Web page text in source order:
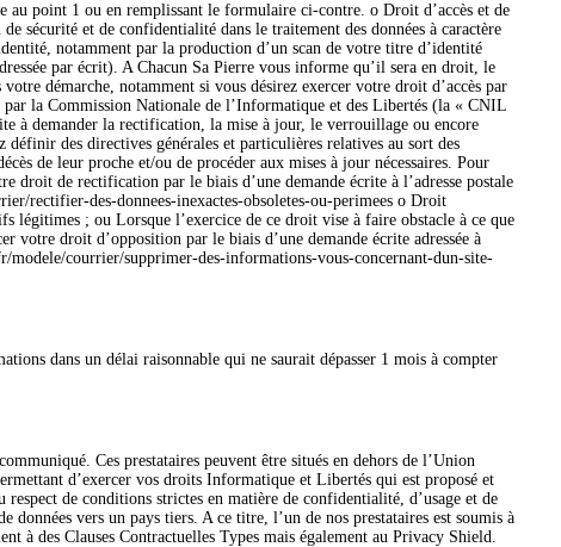
au point 1 ou en remplissant le formulaire ci-contre. o Droit d’accès et de
sécurité et de confidentialité dans le traitement des données à caractère
notamment par la production d’un scan de votre titre d’identité
par écrit). A Chacun Sa Pierre vous informe qu’il sera en droit, le
démarche, notamment si vous désirez exercer votre droit d’accès par
la Commission Nationale de l’Informatique et des Libertés (la « CNIL
à demander la rectification, la mise à jour, le verrouillage ou encore
définir des directives générales et particulières relatives au sort des
de leur proche et/ou de procéder aux mises à jour nécessaires. Pour
droit de rectification par le biais d’une demande écrite à l’adresse postale
rectifier-des-donnees-inexactes-obsoletes-ou-perimees o Droit
légitimes ; ou Lorsque l’exercice de ce droit vise à faire obstacle à ce que
votre droit d’opposition par le biais d’une demande écrite adressée à
courrier/supprimer-des-informations-vous-concernant-dun-site-
dans un délai raisonnable qui ne saurait dépasser 1 mois à compter
Ces prestataires peuvent être situés en dehors de l’Union
d’exercer vos droits Informatique et Libertés qui est proposé et
de conditions strictes en matière de confidentialité, d’usage et de
vers un pays tiers. A ce titre, l’un de nos prestataires est soumis à
à des Clauses Contractuelles Types mais également au Privacy Shield.